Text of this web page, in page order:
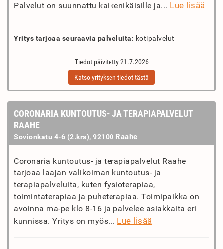
Palvelut on suunnattu kaikenikäisille ja... Lue lisää
Yritys tarjoaa seuraavia palveluita: kotipalvelut
Tiedot päivitetty 21.7.2026
Katso yrityksen tiedot tästä
CORONARIA KUNTOUTUS- JA TERAPIAPALVELUT
RAAHE
Sovionkatu 4-6 (2.krs), 92100 Raahe
Coronaria kuntoutus- ja terapiapalvelut Raahe
tarjoaa laajan valikoiman kuntoutus- ja
terapiapalveluita, kuten fysioterapiaa,
toimintaterapiaa ja puheterapiaa. Toimipaikka on
avoinna ma-pe klo 8-16 ja palvelee asiakkaita eri
kunnissa. Yritys on myös... Lue lisää